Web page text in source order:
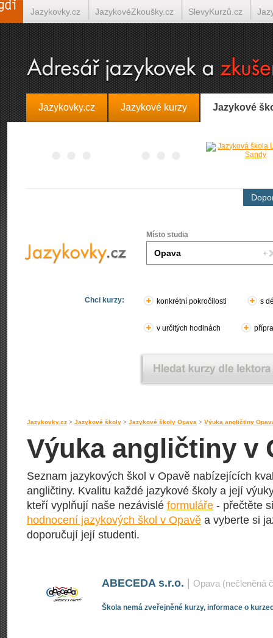
Jazykovky.cz Jazykové kurzy Jazykové
Místo studia
Chci kurzy: konkrétní pokročilosti s
v určitých hodinách
Jazykovky.cz > Jazykové školy > Jazykové školy Opava > Výuka angličtiny
Výuka angličtiny v
Seznam jazykových škol v Opavě nabízejících
angličtiny. Kvalitu každé jazykové školy a její
kteří vyplňují naše nezávislé formuláře - přečtěte
hodnocení jazykových škol v Opavě a vyberte si
doporučují její studenti.
ABECEDA s.r.o. Opava (nečleněná
Škola nemá zveřejněné kurzy, informace o
Jazykovky.cz JazykovéZkoušky.cz SlevyKurzů.cz
Španělština on-line Italština on-line Tlumočení-